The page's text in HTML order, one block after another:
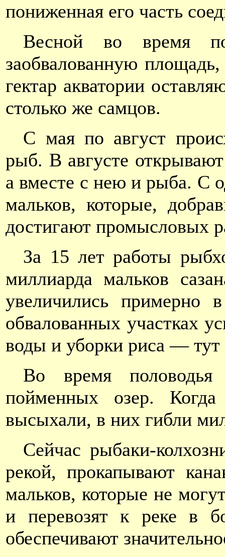
пониженная его часть
Весной во время
заобвалованную
гектар акватории
столько же самцов.
С мая по август
рыб. В августе
а вместе с нею и рыба. С
мальков, которые,
достигают промысловых
За 15 лет работы
миллиарда мальков
увеличились
обвалованных участках
воды и уборки риса —
Во время
пойменных озер.
высыхали, в них гибли
Сейчас рыбаки-
рекой, прокапывают
мальков, которые не
и перевозят к реке в
обеспечивают